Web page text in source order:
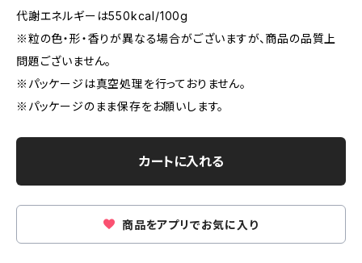
代謝エネルギーは550kcal/100g
※粒の色・形・香りが異なる場合がございますが、商品の品質上
問題ございません。
※パッケージは真空処理を行っておりません。
※パッケージのまま保存をお願いします。
カートに入れる
商品をアプリでお気に入り